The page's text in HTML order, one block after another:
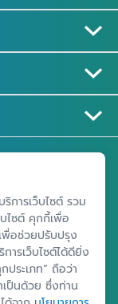
25 - 27 เลขที่ 349
ทพฯ 10900
การเว็บไซต์ รวม
ไซต์ คุกกี้เพื่อ
พื่อช่วยปรับปรุง
ารเว็บไซต์ได้ดียิ่ง
ระเภท” ถือว่า
ป็นด้วย ซึ่งท่าน